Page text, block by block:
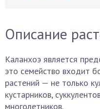
Описание
Каланхоэ является
это семейство входит
растений — не только
кустарников,
многолетников.